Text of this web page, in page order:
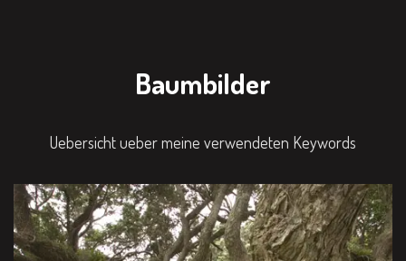
Baumbilder
Uebersicht ueber meine verwendeten Keywords